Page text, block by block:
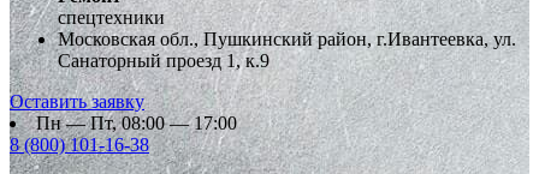
спецтехники
Московская обл., Пушкинский район, г.Ивантеевка, ул.
Санаторный проезд 1, к.9
Оставить заявку
Пн — Пт, 08:00 — 17:00
8 (800) 101-16-38